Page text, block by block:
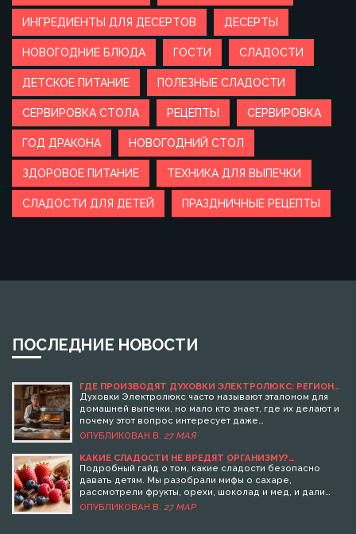
ИНГРЕДИЕНТЫ ДЛЯ ДЕСЕРТОВ ДЕСЕРТЫ
НОВОГОДНИЕ БЛЮДА ГОСТИ СЛАДОСТИ
ДЕТСКОЕ ПИТАНИЕ ПОЛЕЗНЫЕ СЛАДОСТИ
СЕРВИРОВКА СТОЛА РЕЦЕПТЫ СЕРВИРОВКА
ГОД ДРАКОНА НОВОГОДНИЙ СТОЛ
ЗДОРОВОЕ ПИТАНИЕ ТЕХНИКА ДЛЯ ВЫПЕЧКИ
СЛАДОСТИ ДЛЯ ДЕТЕЙ ПРАЗДНИЧНЫЕ РЕЦЕПТЫ
ПОСЛЕДНИЕ НОВОСТИ
ГДЕ ПРОИЗВОДЯТ ДУХОВКИ ЭЛЕКТРОЛЮКС: РЕГИОНЫ,
ОСОБЕННОСТИ, КОНТРОЛЬ КАЧЕСТВА
Духовки Электролюкс часто называют эталоном для
домашней выпечки, но мало кто знает, где их делают и
почему этот вопрос интересует даже
профессиональных кондитеров. В статье разберём, в
качество и есть ли разница между моделями из разных
регионов. Поделюсь личными наблюдениями и
советами по поиску модели, которая прослужит долго.
Поговорим об особенностях сборки и регулярных
лайфхаках для тех, кто ждёт от кухни больше простых
ОПУБЛИКОВАН В: 27 МАЯ
КАКИЕ СЛАДОСТИ НЕ ВРЕДЯТ ОРГАНИЗМУ?
ЗДОРОВЫЕ ДЕСЕРТ ДЛЯ ДЕТЕЙ И ВЗРОСЛЫХ
Подробный гайд о том, какие сладости безопасно
давать детям. Мы разобрали мифы о сахаре,
рассмотрели фрукты, орехи, шоколад и мед, и дали
конкретные советы по выбору.
ОПУБЛИКОВАН В: 27 МАР